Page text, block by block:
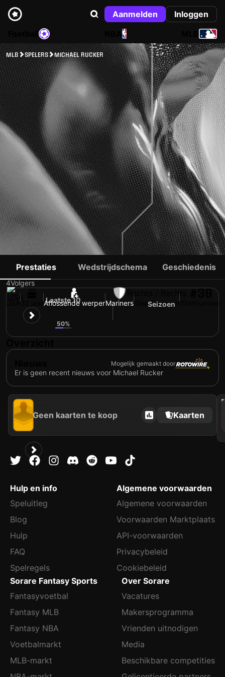
Aanmelden
Inloggen
NBA
MLB SPELERS MICHAEL RUCKER
MICHAEL RUCKER
4Volgers
Aflossende werperMariners
Rechts / Rechts
Slaan/werpen
Prestaties Wedstrijdschema Geschiedenis
Laatste 10
50%
Seizoen
Mogelijk gemaakt door
Er is geen recent nieuws voor Michael Rucker
Geen kaarten te koop Kaarten
2023
Hulp en info
Speluitleg
Blog
Hulp
FAQ
Spelregels
Algemene voorwaarden
Algemene voorwaarden
Voorwaarden Marktplaats
API-voorwaarden
Privacybeleid
Cookiebeleid
Sorare Fantasy Sports
Fantasyvoetbal
Fantasy MLB
Fantasy NBA
Voetbalmarkt
MLB-markt
Over Sorare
Vacatures
Makersprogramma
Vrienden uitnodigen
Media
Beschikbare competities